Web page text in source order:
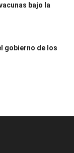
bajo la
gobierno de los